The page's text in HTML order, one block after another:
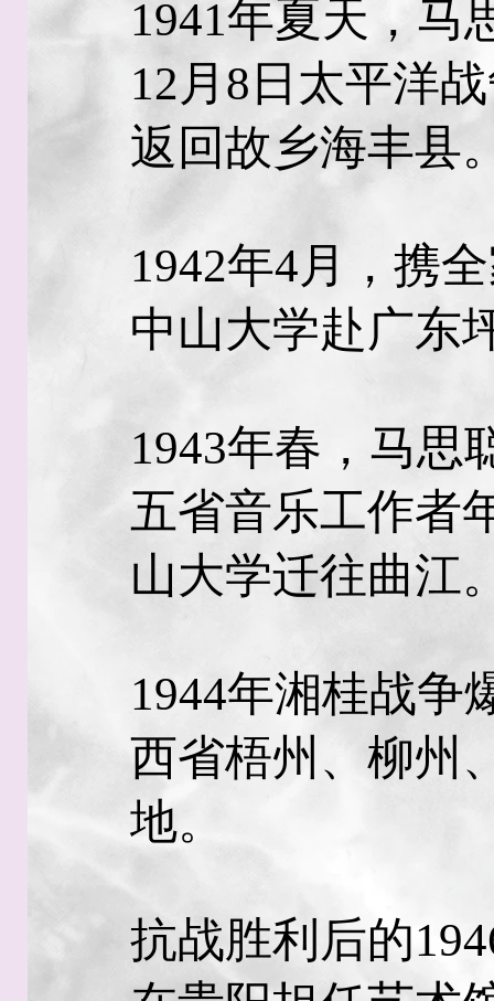
1941年夏天，马
12月8日太平洋
返回故乡海丰县
1942年4月，携
中山大学赴广东
1943年春，马思
五省音乐工作者
山大学迁往曲江
1944年湘桂战争
西省梧州、柳州
地。
抗战胜利后的